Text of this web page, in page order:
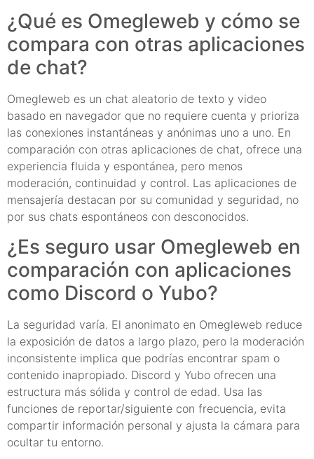
¿Qué es Omegleweb y cómo se
compara con otras aplicaciones
de chat?
Omegleweb es un chat aleatorio de texto y video
basado en navegador que no requiere cuenta y prioriza
las conexiones instantáneas y anónimas uno a uno. En
comparación con otras aplicaciones de chat, ofrece una
experiencia fluida y espontánea, pero menos
moderación, continuidad y control. Las aplicaciones de
mensajería destacan por su comunidad y seguridad, no
por sus chats espontáneos con desconocidos.
¿Es seguro usar Omegleweb en
comparación con aplicaciones
como Discord o Yubo?
La seguridad varía. El anonimato en Omegleweb reduce
la exposición de datos a largo plazo, pero la moderación
inconsistente implica que podrías encontrar spam o
contenido inapropiado. Discord y Yubo ofrecen una
estructura más sólida y control de edad. Usa las
funciones de reportar/siguiente con frecuencia, evita
compartir información personal y ajusta la cámara para
ocultar tu entorno.